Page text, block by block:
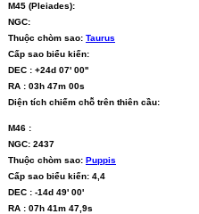
M45 (Pleiades):
NGC:
Thuộc chòm sao: Taurus
Cấp sao biểu kiến:
DEC : +24d 07' 00''
RA : 03h 47m 00s
Diện tích chiếm chỗ trên thiên cầu:
M46 :
NGC: 2437
Thuộc chòm sao: Puppis
Cấp sao biểu kiến: 4,4
DEC : -14d 49' 00'
RA : 07h 41m 47,9s